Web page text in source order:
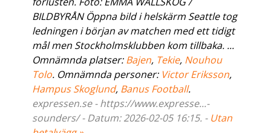
BILDBYRÅN Öppna bild i helskärm Seattle tog
ledningen i början av matchen med ett tidigt
mål men Stockholmsklubben kom tillbaka. ...
Omnämnda platser:Bajen, Tekie, Nouhou
Tolo. Omnämnda personer: Victor Eriksson,
Hampus Skoglund, Banus Football.
expressen.se - https://www.expresse...-
sounders/ - Datum: 2026-02-05 16:15. - Utan